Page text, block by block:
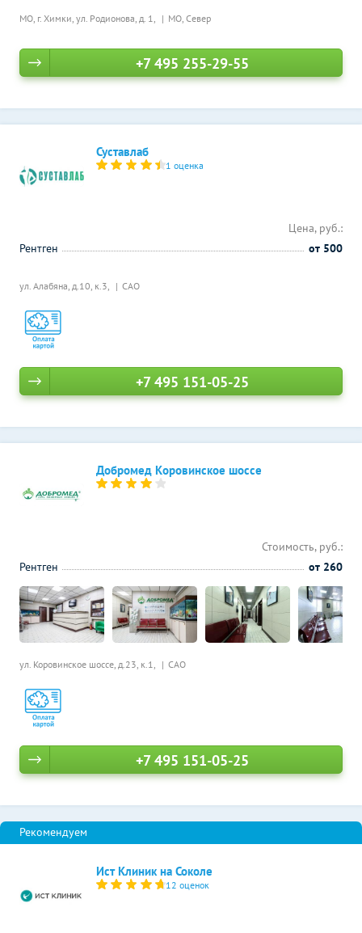
МО, г. Химки, ул. Родионова, д. 1, МО, Север
+7 495 255-29-55
Суставлаб
1 оценка
ул. Алабяна, д.10, к.3, САО
Цена, руб.:
Рентген
от 500
+7 495 151-05-25
Добромед Коровинское шоссе
ул. Коровинское шоссе, д.23, к.1, САО
Стоимость, руб.:
Рентген
от 260
+7 495 151-05-25
Ист Клиник на Соколе
12 оценок